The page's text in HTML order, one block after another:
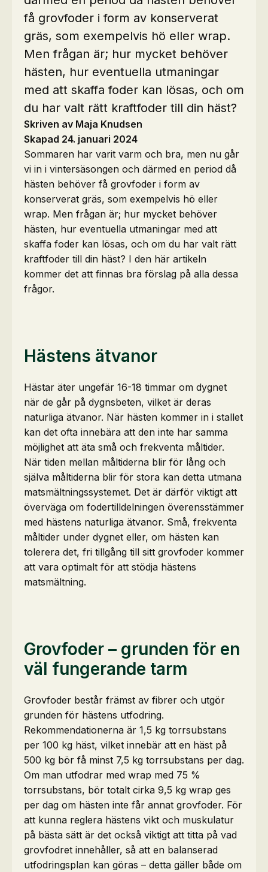
få grovfoder i form av konserverat
gräs, som exempelvis hö eller wrap.
Men frågan är; hur mycket behöver
hästen, hur eventuella utmaningar
med att skaffa foder kan lösas, och om
du har valt rätt kraftfoder till din häst?
Skriven av Maja Knudsen
Skapad 24. januari 2024
Sommaren har varit varm och bra, men nu går
vi in i vintersäsongen och därmed en period då
hästen behöver få grovfoder i form av
konserverat gräs, som exempelvis hö eller
wrap. Men frågan är; hur mycket behöver
hästen, hur eventuella utmaningar med att
skaffa foder kan lösas, och om du har valt rätt
kraftfoder till din häst? I den här artikeln
kommer det att finnas bra förslag på alla dessa
frågor.
Hästens ätvanor
Hästar äter ungefär 16-18 timmar om dygnet
när de går på dygnsbeten, vilket är deras
naturliga ätvanor. När hästen kommer in i stallet
kan det ofta innebära att den inte har samma
möjlighet att äta små och frekventa måltider.
När tiden mellan måltiderna blir för lång och
själva måltiderna blir för stora kan detta utmana
matsmältningssystemet. Det är därför viktigt att
överväga om fodertilldelningen överensstämmer
med hästens naturliga ätvanor. Små, frekventa
måltider under dygnet eller, om hästen kan
tolerera det, fri tillgång till sitt grovfoder kommer
att vara optimalt för att stödja hästens
matsmältning.
Grovfoder – grunden för en
väl fungerande tarm
Grovfoder består främst av fibrer och utgör
grunden för hästens utfodring.
Rekommendationerna är 1,5 kg torrsubstans
per 100 kg häst, vilket innebär att en häst på
500 kg bör få minst 7,5 kg torrsubstans per dag.
Om man utfodrar med wrap med 75 %
torrsubstans, bör totalt cirka 9,5 kg wrap ges
per dag om hästen inte får annat grovfoder. För
att kunna reglera hästens vikt och muskulatur
på bästa sätt är det också viktigt att titta på vad
grovfodret innehåller, så att en balanserad
utfodringsplan kan göras – detta gäller både om